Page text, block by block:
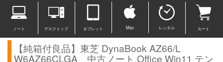
ノート デスクトップ タブレット Mac レンタル カート
【純箱付良品】東芝 DynaBook AZ66/L
W6AZ66CLGA 中古ノート Office Win11 テン